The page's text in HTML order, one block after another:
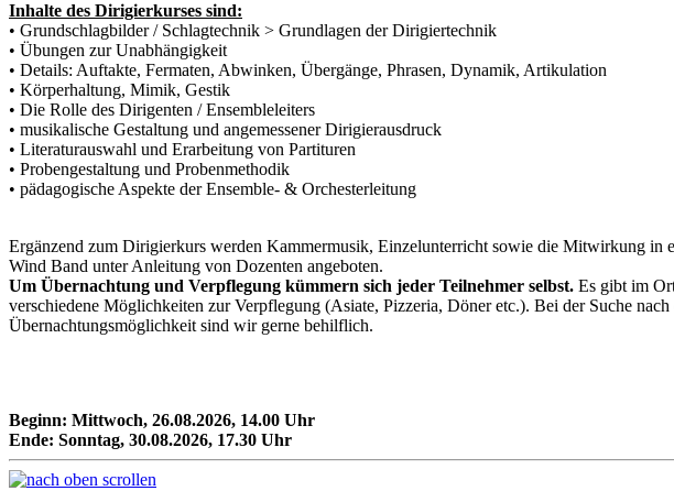
Inhalte des Dirigierkurses sind:
• Grundschlagbilder / Schlagtechnik > Grundlagen der Dirigiertechnik
• Übungen zur Unabhängigkeit
• Details: Auftakte, Fermaten, Abwinken, Übergänge, Phrasen, Dynamik, Artikulation
• Körperhaltung, Mimik, Gestik
• Die Rolle des Dirigenten / Ensembleleiters
• musikalische Gestaltung und angemessener Dirigierausdruck
• Literaturauswahl und Erarbeitung von Partituren
• Probengestaltung und Probenmethodik
• pädagogische Aspekte der Ensemble- & Orchesterleitung
Ergänzend zum Dirigierkurs werden Kammermusik, Einzelunterricht sowie die Mitwirkung in
Wind Band unter Anleitung von Dozenten angeboten.
Um Übernachtung und Verpflegung kümmern sich jeder Teilnehmer selbst. Es gibt im
verschiedene Möglichkeiten zur Verpflegung (Asiate, Pizzeria, Döner etc.). Bei der Suche nach
Übernachtungsmöglichkeit sind wir gerne behilflich.
Beginn: Mittwoch, 26.08.2026, 14.00 Uhr
Ende: Sonntag, 30.08.2026, 17.30 Uhr